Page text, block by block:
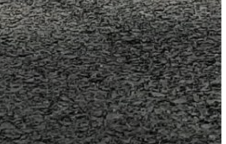
AZ
ÉPÜLŐ
VÁROS
FEJLESZTÉSEK
KÖRNYEZETVÉDELEM